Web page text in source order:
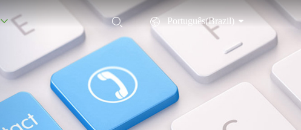
Português(Brazil)